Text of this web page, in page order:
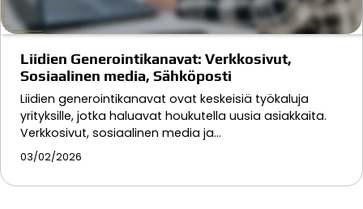
Liidien Generointikanavat: Verkkosivut,
Sosiaalinen media, Sähköposti
Liidien generointikanavat ovat keskeisiä työkaluja
yrityksille, jotka haluavat houkutella uusia asiakkaita.
Verkkosivut, sosiaalinen media ja…
03/02/2026